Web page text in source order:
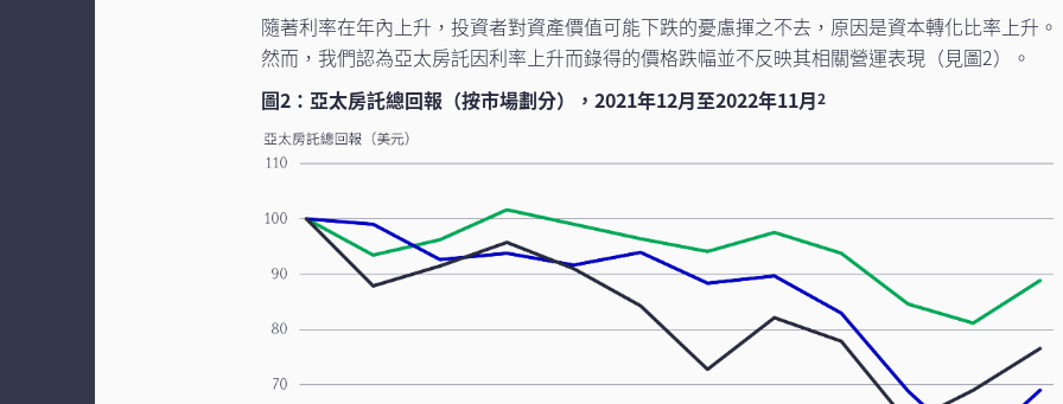
隨著利率在年內上升，投資者對資產價值可能下跌的憂慮揮之不去，原因是資本轉化比率上升。
然而，我們認為亞太房託因利率上升而錄得的價格跌幅並不反映其相關營運表現（見圖2）。
圖2：亞太房託總回報（按市場劃分），2021年12月至2022年11月2